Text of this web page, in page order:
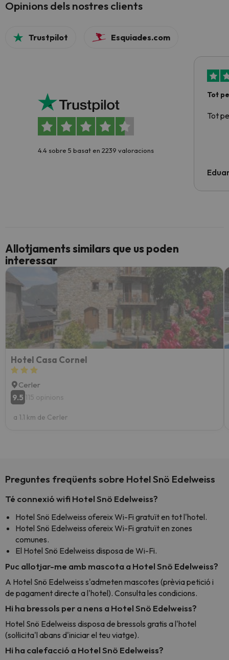
Opinions dels nostres clients
Trustpilot Esquiades.com
4.4 sobre 5 basat en 2239 valoracions
Tot
Tot
Allotjaments similars que us poden
interessar
Hotel Casa Cornel
Cerler
9.5 115 opinions
a 1.1 km de Cerler
Preguntes freqüents sobre Hotel Snö Edelweiss
Té connexió wifi Hotel Snö Edelweiss?
Hotel Snö Edelweiss ofereix Wi-Fi gratuït en tot l'hotel.
Hotel Snö Edelweiss ofereix Wi-Fi gratuït en zones
comunes.
El Hotel Snö Edelweiss disposa de Wi-Fi.
Puc allotjar-me amb mascota a Hotel Snö Edelweiss?
A Hotel Snö Edelweiss s'admeten mascotes (prèvia petició i
de pagament directe a l'hotel). Consulta les condicions.
Hi ha bressols per a nens a Hotel Snö Edelweiss?
Hotel Snö Edelweiss disposa de bressols gratis a l'hotel
(sol·licita'l abans d'iniciar el teu viatge).
Hi ha calefacció a Hotel Snö Edelweiss?